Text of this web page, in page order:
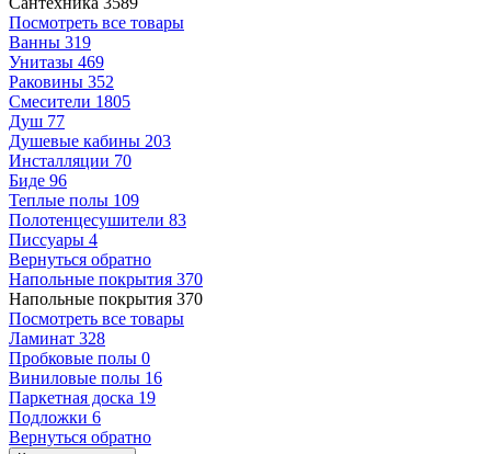
Посмотреть все товары
Ванны 319
Унитазы 469
Раковины 352
Смесители 1805
Душ 77
Душевые кабины 203
Инсталляции 70
Биде 96
Теплые полы 109
Полотенцесушители 83
Писсуары 4
Вернуться обратно
Напольные покрытия 370
Напольные покрытия 370
Посмотреть все товары
Ламинат 328
Пробковые полы 0
Виниловые полы 16
Паркетная доска 19
Подложки 6
Вернуться обратно